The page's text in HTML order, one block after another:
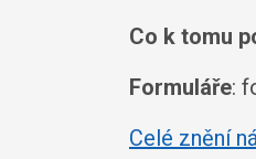
Co k tomu
Formuláře:
Celé znění